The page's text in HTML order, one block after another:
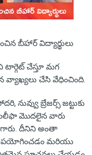
బీహార్ విద్యార్థులు
చేస్తూ మగ
వ్యాఖ్యలు చేసి వేధించింది.
బ్రేజర్స్ జట్టుకు
మొదలైన వారు
దీనిని అంతా
మరియు